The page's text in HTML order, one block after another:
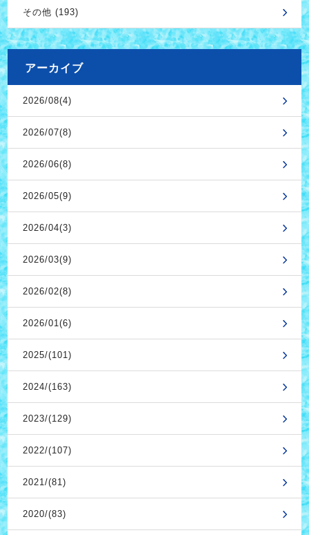
その他 (193)
アーカイブ
2026/08(4)
2026/07(8)
2026/06(8)
2026/05(9)
2026/04(3)
2026/03(9)
2026/02(8)
2026/01(6)
2025/(101)
2024/(163)
2023/(129)
2022/(107)
2021/(81)
2020/(83)